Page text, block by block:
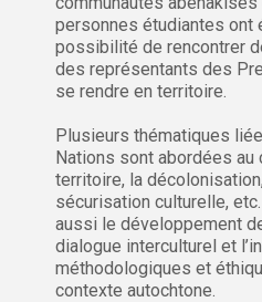
personnes étudiantes ont
possibilité de rencontrer
des représentants des
se rendre en territoire.
Plusieurs thématiques
Nations sont abordées au
territoire, la
sécurisation culturelle,
aussi le développement
dialogue interculturel et
méthodologiques et
contexte autochtone.